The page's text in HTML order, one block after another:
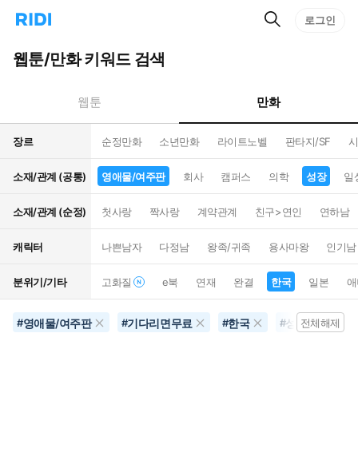
리
홈
으
턴
트
검
로그인
웹툰/만화 키워드 검색
웹툰 만화
장르 순정만화 소년만화 라이트노벨 판타지/SF
소재/관계 (공통) 영애물/여주판 회사 캠퍼스 의학 성장 일
소재/관계 (순정) 첫사랑 짝사랑 계약관계 친구>연인 연하남
캐릭터 나쁜남자 다정남 왕족/귀족 용사마왕 인기남
분위기/기타 고화질 e북 연재 완결 한국 일본
#영애물/여주판 #기다리면무료 #한국 #성장 #
전체해제